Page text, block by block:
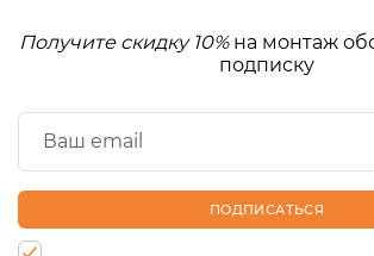
Получите скидку 10%на монтаж
подписку
ПОДПИСАТЬСЯ